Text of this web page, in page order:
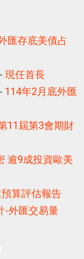
匯存底美債占
現任首長
114年2月底外匯
11屆第3會期財
逾9成投資歐美
算評估報告
-外匯交易量